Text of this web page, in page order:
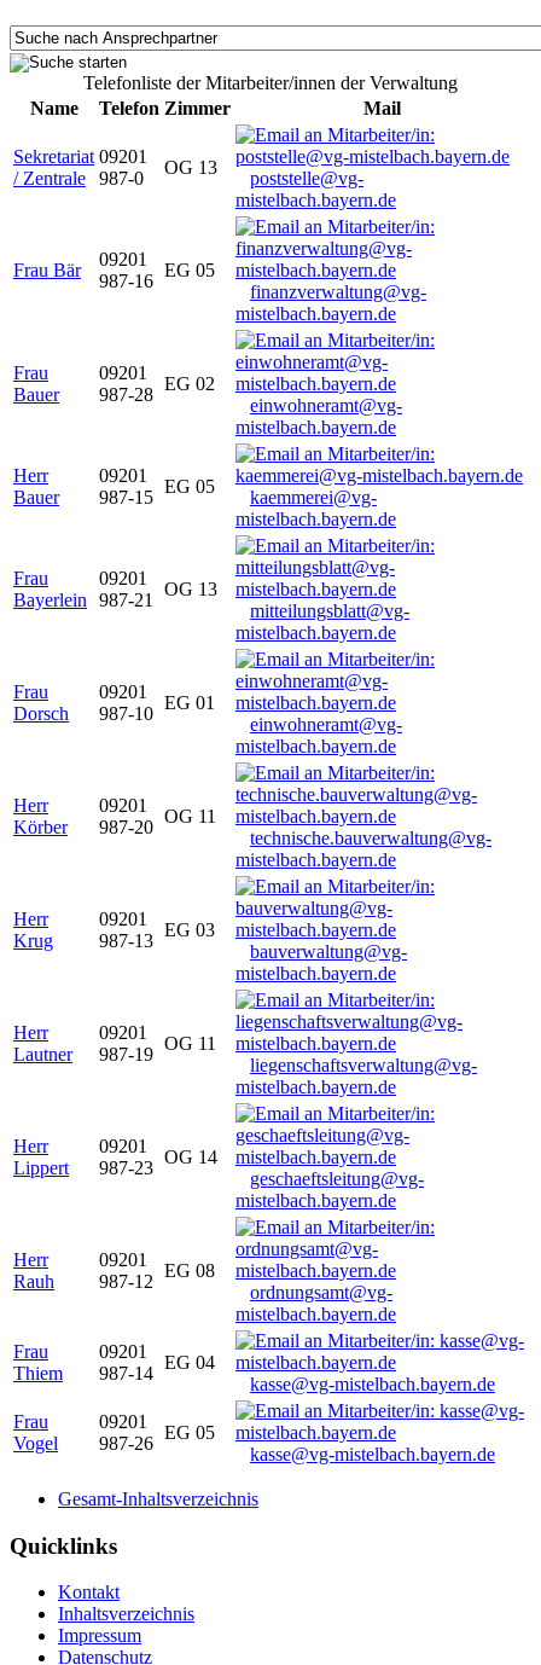
Telefonliste der Mitarbeiter/innen der Verwaltung
Name
Telefon Zimmer Mail
Sekretariat
/ Zentrale
09201
987-0
OG 13
poststelle@vg-
mistelbach.bayern.de
Frau Bär
09201
987-16
EG 05
finanzverwaltung@vg-
mistelbach.bayern.de
Frau
Bauer
09201
987-28
EG 02
einwohneramt@vg-
mistelbach.bayern.de
Herr
Bauer
09201
987-15
EG 05
kaemmerei@vg-
mistelbach.bayern.de
Frau
Bayerlein
09201
987-21
OG 13
mitteilungsblatt@vg-
mistelbach.bayern.de
Frau
Dorsch
09201
987-10
EG 01
einwohneramt@vg-
mistelbach.bayern.de
Herr
Körber
09201
987-20
OG 11
technische.bauverwaltung@vg-
mistelbach.bayern.de
Herr
Krug
09201
987-13
EG 03
bauverwaltung@vg-
mistelbach.bayern.de
Herr
Lautner
09201
987-19
OG 11
liegenschaftsverwaltung@vg-
mistelbach.bayern.de
Herr
Lippert
09201
987-23
OG 14
geschaeftsleitung@vg-
mistelbach.bayern.de
Herr
Rauh
09201
987-12
EG 08
ordnungsamt@vg-
mistelbach.bayern.de
Frau
Thiem
09201
987-14
EG 04
kasse@vg-mistelbach.bayern.de
Frau
Vogel
09201
987-26
EG 05
kasse@vg-mistelbach.bayern.de
Gesamt-Inhaltsverzeichnis
Quicklinks
Kontakt
Inhaltsverzeichnis
Impressum
Datenschutz